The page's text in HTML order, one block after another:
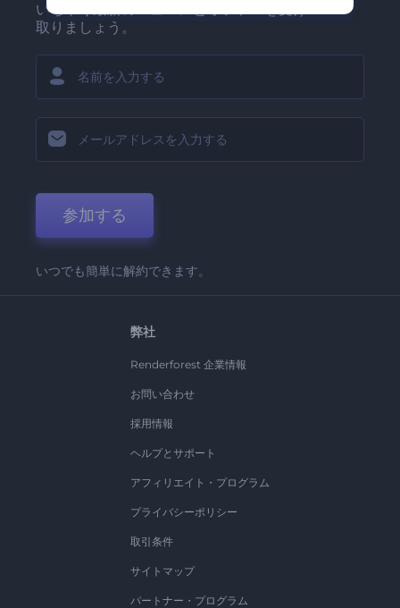
いち早く最新のニュースとオファーを受け
取りましょう。
参加する
いつでも簡単に解約できます。
弊社
Renderforest 企業情報
お問い合わせ
採用情報
ヘルプとサポート
アフィリエイト・プログラム
プライバシーポリシー
取引条件
サイトマップ
パートナー・プログラム